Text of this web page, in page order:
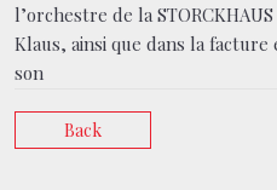
l’orchestre de la
Klaus, ainsi que dans la
son
Back